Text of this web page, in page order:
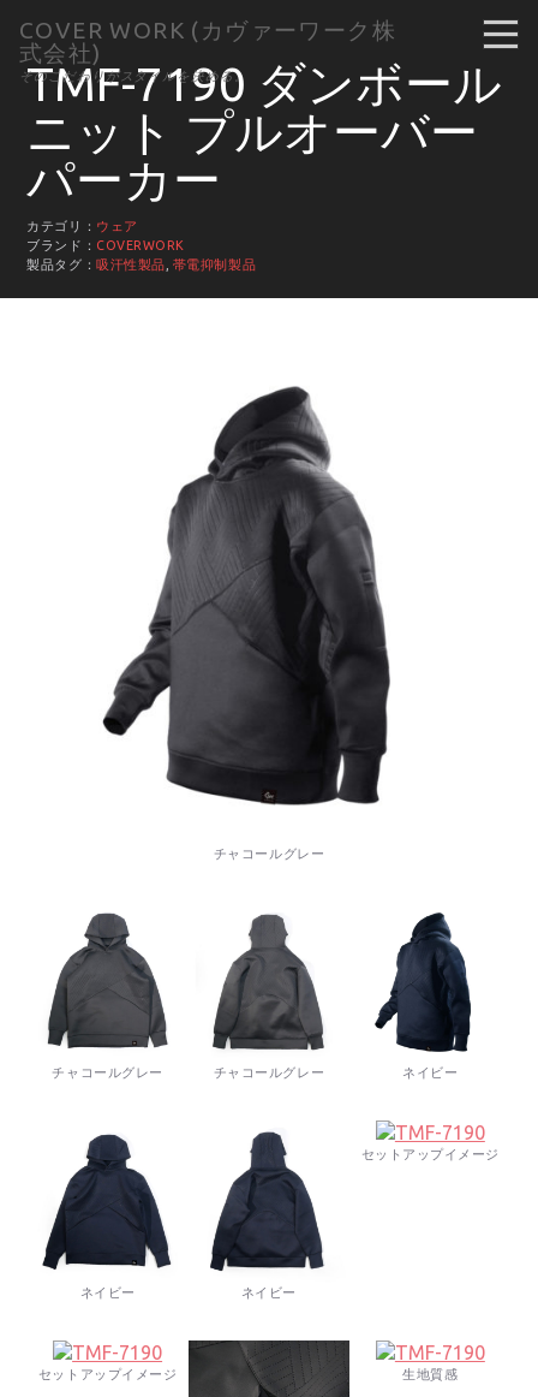
COVER WORK (カヴァーワーク株
式会社)
そのこだわりがスタイルを決める。
TMF-7190 ダンボール
ニット プルオーバー
パーカー
カテゴリ： ウェア
ブランド： COVERWORK
製品タグ：吸汗性製品 帯電抑制製品
チャコールグレー
チャコールグレー チャコールグレー ネイビー
ネイビー ネイビー
セットアップイメージ
セットアップイメージ 生地質感